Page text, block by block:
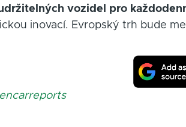
vozidel pro
inovací. Evropský trh bude